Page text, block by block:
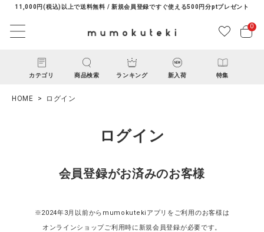
11,000円(税込)以上で送料無料 / 新規会員登録ですぐ使える500円分ptプレゼント
0
カテゴリ 商品検索 ランキング 新入荷 特集
HOME ログイン
ログイン
会員登録がお済みのお客様
※2024年3月以前からmumokutekiアプリをご利用のお客様は
オンラインショップご利用時に新規会員登録が必要です。